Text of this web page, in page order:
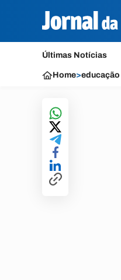
Últimas Notícias
Home>educação